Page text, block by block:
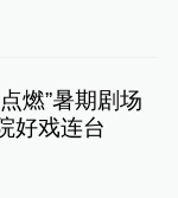
燃”暑期剧场
好戏连台